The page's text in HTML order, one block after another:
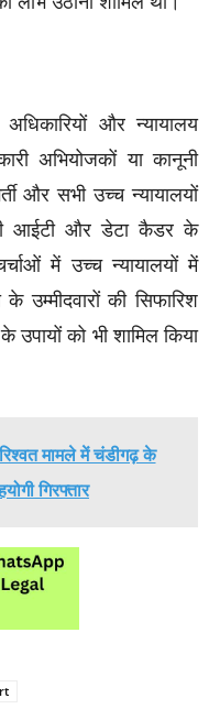
और न्यायालय
अभियोजकों या कानूनी
और सभी उच्च न्यायालयों
आईटी और डेटा कैडर के
में उच्च न्यायालयों में
उम्मीदवारों की सिफारिश
उपायों को भी शामिल किया
मामले में चंडीगढ़ के
गिरफ्तार